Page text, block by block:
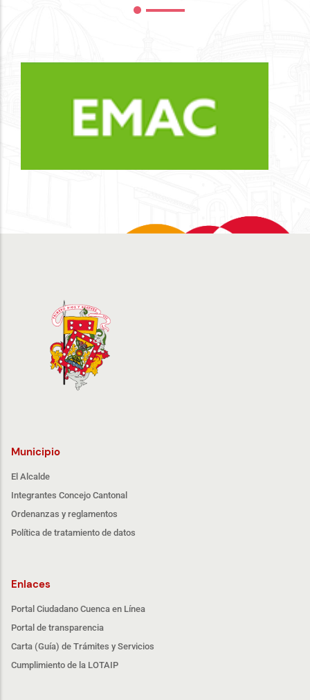
Municipio
El Alcalde
Integrantes Concejo Cantonal
Ordenanzas y reglamentos
Política de tratamiento de datos
Enlaces
Portal Ciudadano Cuenca en Línea
Portal de transparencia
Carta (Guía) de Trámites y Servicios
Cumplimiento de la LOTAIP